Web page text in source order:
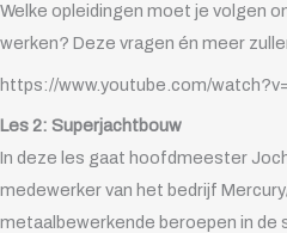
Welke opleidingen moet je volgen
werken? Deze vragen én meer
https://www.youtube.com/
Les 2: Superjachtbouw
In deze les gaat hoofdmeester
medewerker van het bedrijf
metaalbewerkende beroepen in de